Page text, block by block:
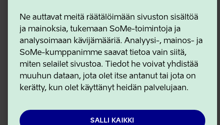
Ne auttavat meitä räätälöimään sivuston sisältöä
ja mainoksia, tukemaan SoMe-toimintoja ja
analysoimaan kävijämääriä. Analyysi-, mainos- ja
SoMe-kumppanimme saavat tietoa vain siitä,
miten selailet sivustoa. Tiedot he voivat yhdistää
muuhun dataan, jota olet itse antanut tai jota on
kerätty, kun olet käyttänyt heidän palvelujaan.
SALLI KAIKKI